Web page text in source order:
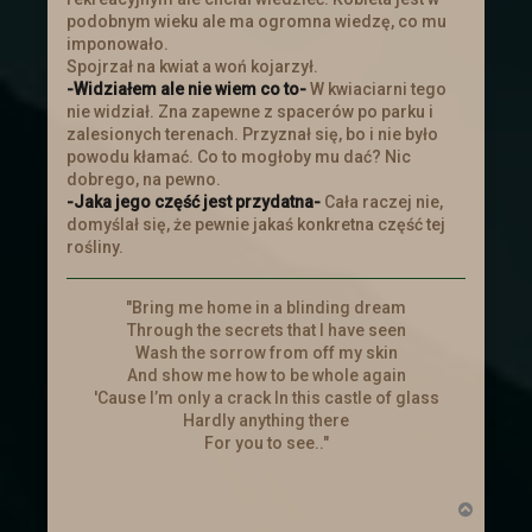
podobnym wieku ale ma ogromna wiedzę, co mu
imponowało.
Spojrzał na kwiat a woń kojarzył.
-Widziałem ale nie wiem co to-W kwiaciarni tego
nie widział. Zna zapewne z spacerów po parku i
zalesionych terenach. Przyznał się, bo i nie było
powodu kłamać. Co to mogłoby mu dać? Nic
dobrego, na pewno.
-Jaka jego część jest przydatna- Cała raczej nie,
domyślał się, że pewnie jakaś konkretna część tej
rośliny.
"Bring me home in a blinding dream
Through the secrets that I have seen
Wash the sorrow from off my skin
And show me how to be whole again
'Cause I’m only a crack In this castle of glass
Hardly anything there
For you to see.."